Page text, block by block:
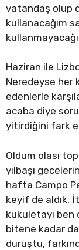
vatandaş olup
kullanacağım
Haziran ile
Neredeyse her
edenlerle
acaba diye
yitirdiğini fark
Oldum olası
yılbaşı
hafta Campo
keyif de aldık.
kukuletayı ben
bitene kadar
duruştu,